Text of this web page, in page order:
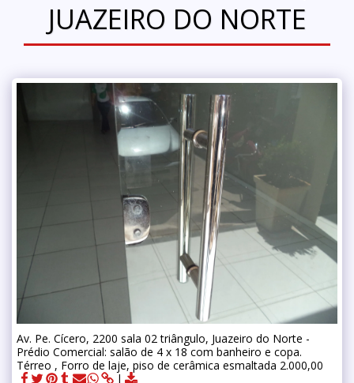
JUAZEIRO DO NORTE
Av. Pe. Cícero, 2200 sala 02 triângulo, Juazeiro do Norte -
Prédio Comercial: salão de 4 x 18 com banheiro e copa.
Térreo , Forro de laje, piso de cerâmica esmaltada 2.000,00